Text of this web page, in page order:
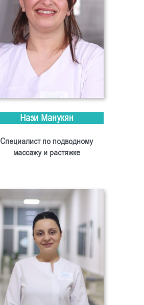
Нази Манукян
Специалист по подводному
массажу и растяжке